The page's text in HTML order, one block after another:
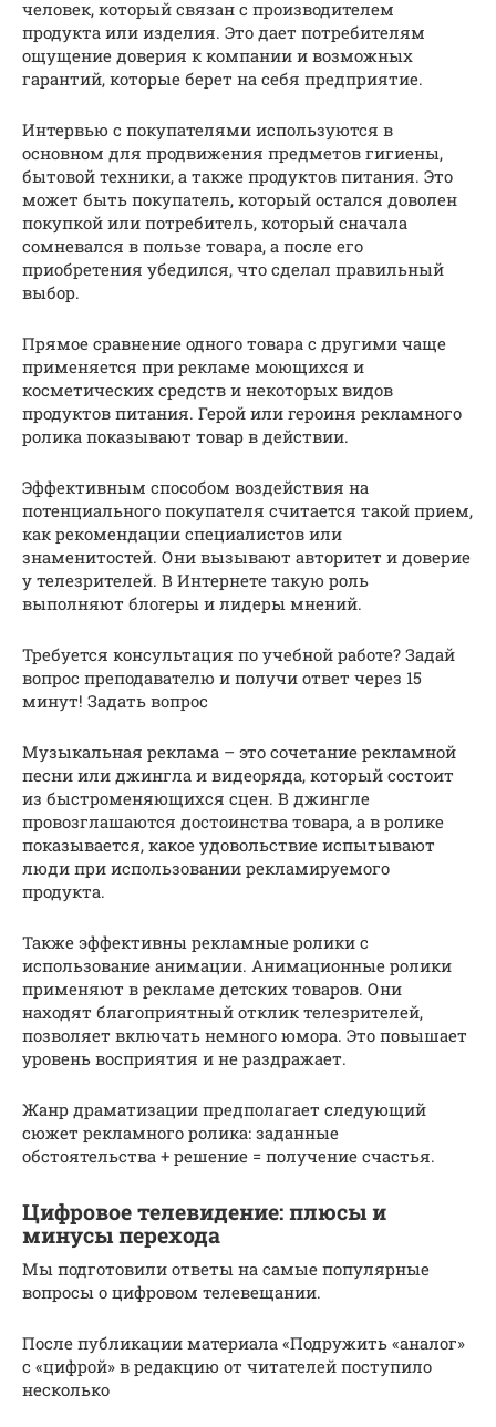
человек, который связан с производителем
продукта или изделия. Это дает потребителям
ощущение доверия к компании и возможных
гарантий, которые берет на себя предприятие.
Интервью с покупателями используются в
основном для продвижения предметов гигиены,
бытовой техники, а также продуктов питания. Это
может быть покупатель, который остался доволен
покупкой или потребитель, который сначала
сомневался в пользе товара, а после его
приобретения убедился, что сделал правильный
выбор.
Прямое сравнение одного товара с другими чаще
применяется при рекламе моющихся и
косметических средств и некоторых видов
продуктов питания. Герой или героиня рекламного
ролика показывают товар в действии.
Эффективным способом воздействия на
потенциального покупателя считается такой прием,
как рекомендации специалистов или
знаменитостей. Они вызывают авторитет и доверие
у телезрителей. В Интернете такую роль
выполняют блогеры и лидеры мнений.
Требуется консультация по учебной работе? Задай
вопрос преподавателю и получи ответ через 15
минут! Задать вопрос
Музыкальная реклама – это сочетание рекламной
песни или джингла и видеоряда, который состоит
из быстроменяющихся сцен. В джингле
провозглашаются достоинства товара, а в ролике
показывается, какое удовольствие испытывают
люди при использовании рекламируемого
продукта.
Также эффективны рекламные ролики с
использование анимации. Анимационные ролики
применяют в рекламе детских товаров. Они
находят благоприятный отклик телезрителей,
позволяет включать немного юмора. Это повышает
уровень восприятия и не раздражает.
Жанр драматизации предполагает следующий
сюжет рекламного ролика: заданные
обстоятельства + решение = получение счастья.
Цифровое телевидение: плюсы и
минусы перехода
Мы подготовили ответы на самые популярные
вопросы о цифровом телевещании.
После публикации материала «Подружить «аналог»
с «цифрой» в редакцию от читателей поступило
несколько